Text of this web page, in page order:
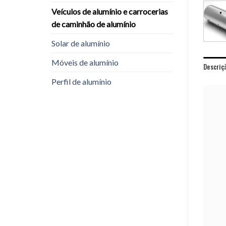
Veículos de alumínio e carrocerias
de caminhão de alumínio
Solar de alumínio
Móveis de alumínio
Perfil de alumínio